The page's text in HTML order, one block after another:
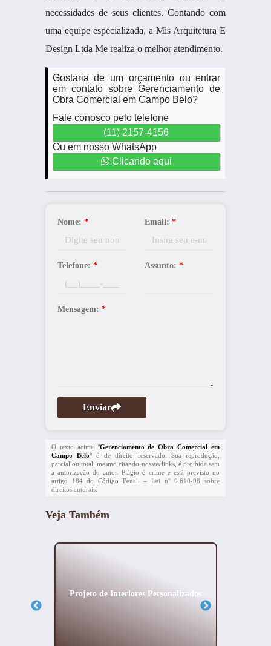
necessidades de seus clientes. Contando com
uma equipe especializada, a Mis Arquitetura E
Design Ltda Me realiza o melhor atendimento.
Gostaria de um orçamento ou entrar
em contato sobre Gerenciamento de
Obra Comercial em Campo Belo?
Fale conosco pelo telefone
(11) 2157-4156
Ou em nosso WhatsApp
Clicando aqui
Nome: * Email: *
Telefone: * Assunto: *
Mensagem: *
Enviar
O texto acima "Gerenciamento de Obra Comercial em
Campo Belo" é de direito reservado. Sua reprodução,
parcial ou total, mesmo citando nossos links, é proibida sem
a autorização do autor. Plágio é crime e está previsto no
artigo 184 do Código Penal. –Lei n° 9.610-98 sobre
direitos autorais.
Veja Também
Projeto de Interiores Personalizados